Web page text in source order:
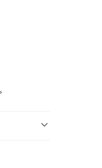
先享後
過四大超商
準，若有關於